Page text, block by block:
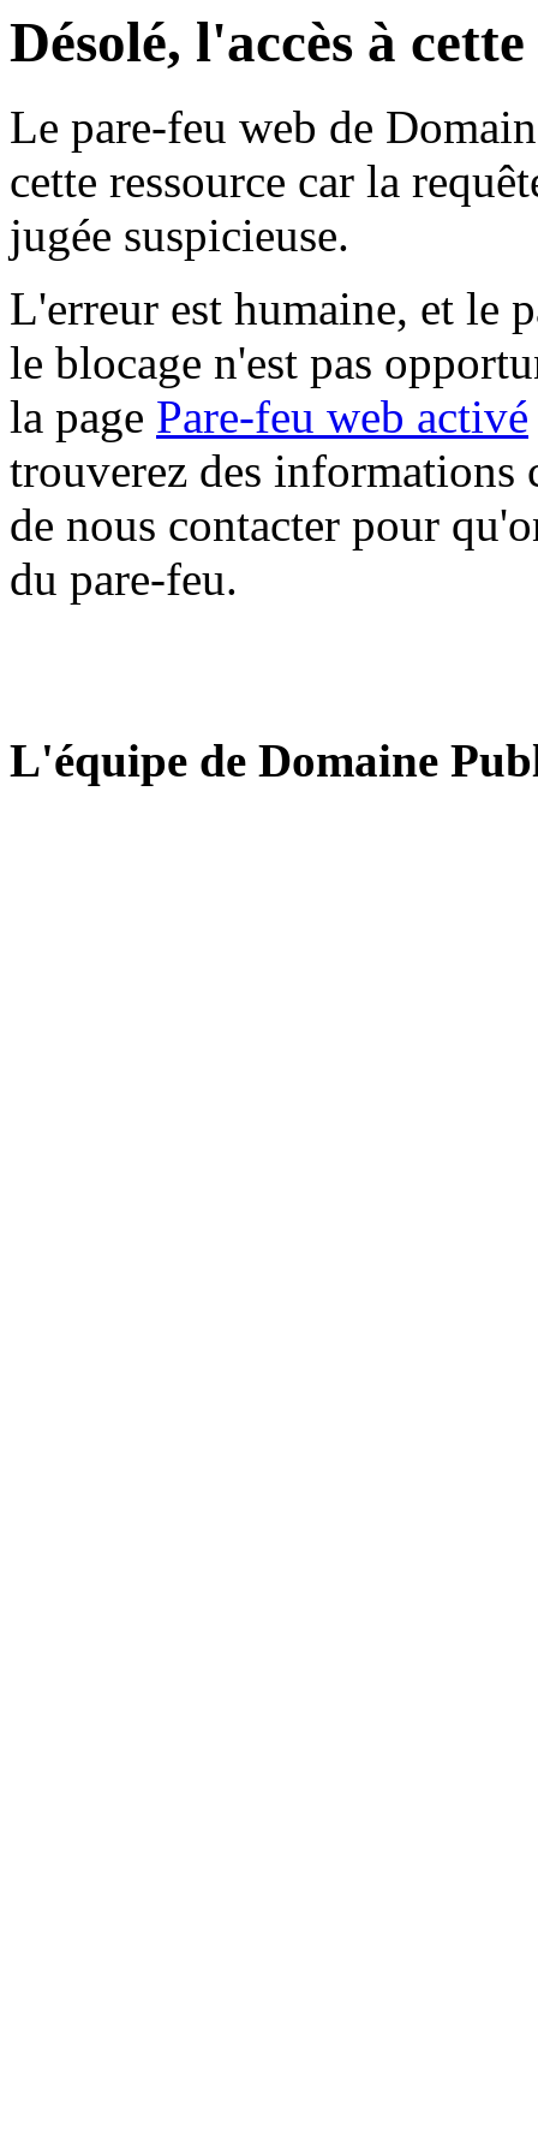
Désolé, l'accès à
Le pare-feu web de
cette ressource car la
jugée suspicieuse.
L'erreur est humaine, et le
le blocage n'est pas
la page Pare-feu web activé
trouverez des informations
de nous contacter pour
du pare-feu.
L'équipe de Domaine